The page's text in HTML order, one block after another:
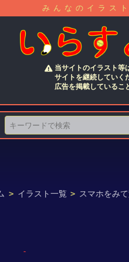
みんなのイラス
当サイトのイラスト等
サイトを継続していく
広告を掲載しているこ
> イラスト一覧 > スマホをみ